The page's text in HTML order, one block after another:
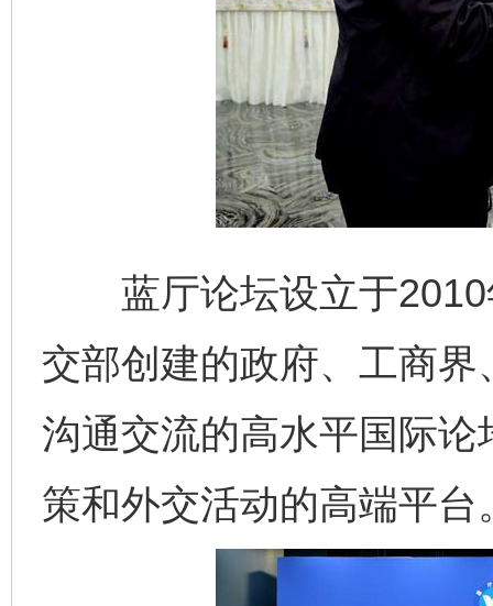
蓝厅论坛设立于2010
交部创建的政府、工商
沟通交流的高水平国际
策和外交活动的高端平台
完善运行机制助力责任有效落实 一纸欠